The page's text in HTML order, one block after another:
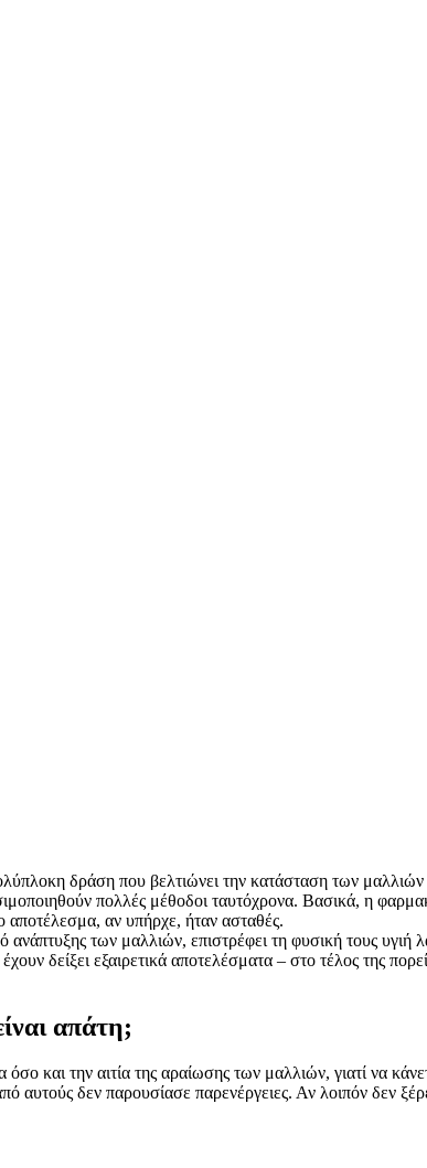
δράση που βελτιώνει την κατάσταση των
πολλές μέθοδοι ταυτόχρονα. Βασικά, η
αποτέλεσμα, αν υπήρχε, ήταν ασταθές.
των μαλλιών, επιστρέφει τη φυσική τους υγιή
δείξει εξαιρετικά αποτελέσματα – στο τέλος της
απάτη;
και την αιτία της αραίωσης των μαλλιών, γιατί να
αυτούς δεν παρουσίασε παρενέργειες. Αν λοιπόν δεν